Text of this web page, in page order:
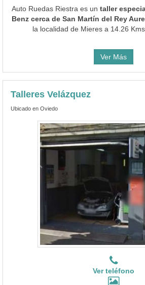
Auto Ruedas Riestra es un taller
Benz cerca de San Martín del Rey
la localidad de Mieres a 14.26
Ver Más
Talleres Velázquez
Ubicado en Oviedo
Ver teléfono